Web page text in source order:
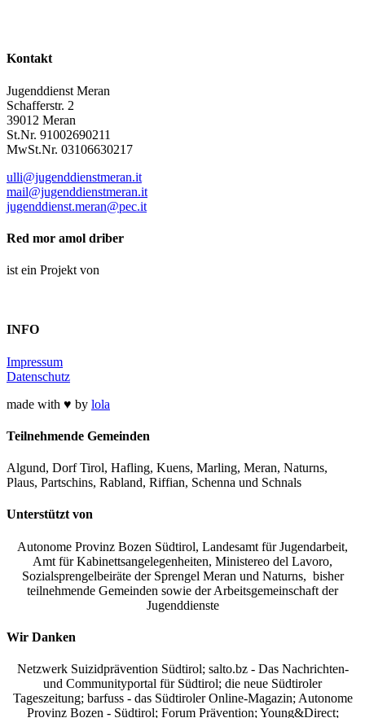
Kontakt
Jugenddienst Meran
Schafferstr. 2
39012 Meran
St.Nr. 91002690211
MwSt.Nr. 03106630217
ulli@jugenddienstmeran.it
mail@jugenddienstmeran.it
jugenddienst.meran@pec.it
Red mor amol driber
ist ein Projekt von
INFO
Impressum
Datenschutz
made with ♥ by lola
Teilnehmende Gemeinden
Algund, Dorf Tirol, Hafling, Kuens, Marling, Meran, Naturns,
Plaus, Partschins, Rabland, Riffian, Schenna und Schnals
Unterstützt von
Autonome Provinz Bozen Südtirol, Landesamt für Jugendarbeit,
Amt für Kabinettsangelegenheiten, Ministereo del Lavoro,
Sozialsprengelbeiräte der Sprengel Meran und Naturns, bisher
teilnehmende Gemeinden sowie der Arbeitsgemeinschaft der
Jugenddienste
Wir Danken
Netzwerk Suizidprävention Südtirol; salto.bz - Das Nachrichten-
und Communityportal für Südtirol; die neue Südtiroler
Tageszeitung; barfuss - das Südtiroler Online-Magazin; Autonome
Provinz Bozen - Südtirol; Forum Prävention; Young&Direct;